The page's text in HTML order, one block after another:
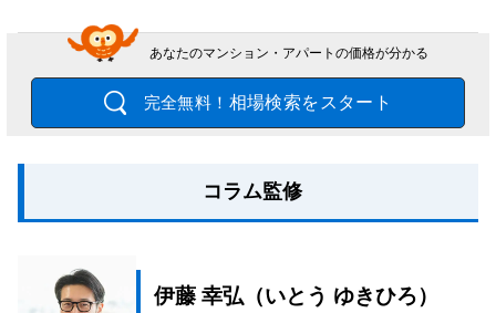
あなたのマンション・アパートの価格が分かる
完全無料！ 相場検索をスタート
コラム監修
伊藤 幸弘（いとう ゆきひろ）